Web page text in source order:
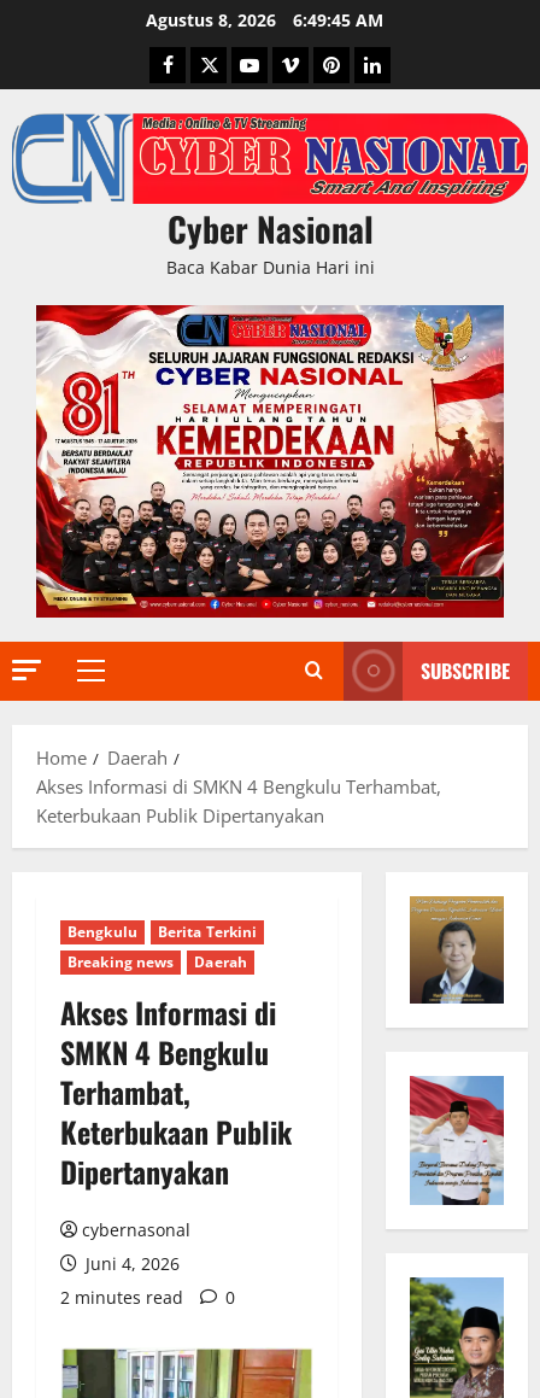
Agustus 8, 2026 6:49:45 AM
Facebook
TwitterYoutubeVimeoPinterestLinkedIn
Cyber Nasional
Baca Kabar Dunia Hari ini
Primary
SUBSCRIBE
Home
Daerah
Akses Informasi di SMKN 4 Bengkulu Terhambat,
Keterbukaan Publik Dipertanyakan
Bengkulu
Berita Terkini
Breaking news
Daerah
Akses Informasi di
SMKN 4 Bengkulu
Terhambat,
Keterbukaan Publik
Dipertanyakan
cybernasonal
Juni 4, 2026
2 minutes read
0